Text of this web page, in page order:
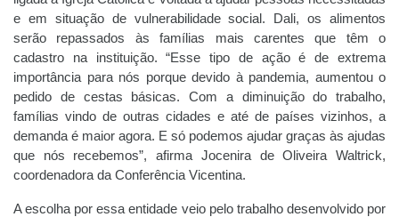
e em situação de vulnerabilidade social. Dali, os alimentos
serão repassados às famílias mais carentes que têm o
cadastro na instituição. “Esse tipo de ação é de extrema
importância para nós porque devido à pandemia, aumentou o
pedido de cestas básicas. Com a diminuição do trabalho,
famílias vindo de outras cidades e até de países vizinhos, a
demanda é maior agora. E só podemos ajudar graças às ajudas
que nós recebemos”, afirma Jocenira de Oliveira Waltrick,
coordenadora da Conferência Vicentina.
A escolha por essa entidade veio pelo trabalho desenvolvido por